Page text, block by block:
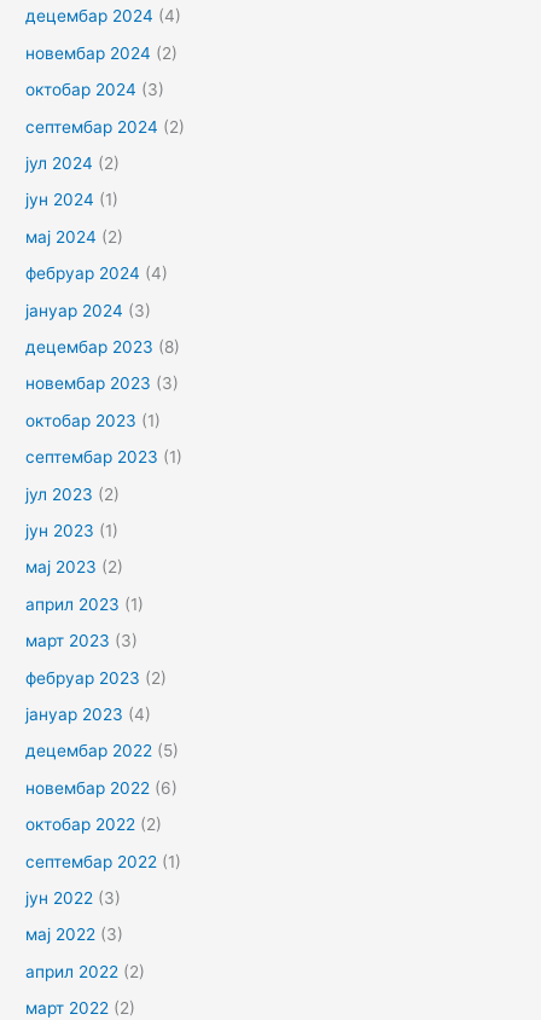
децембар 2024 (4)
новембар 2024 (2)
октобар 2024 (3)
септембар 2024 (2)
јул 2024 (2)
јун 2024 (1)
мај 2024 (2)
фебруар 2024 (4)
јануар 2024 (3)
децембар 2023 (8)
новембар 2023 (3)
октобар 2023 (1)
септембар 2023 (1)
јул 2023 (2)
јун 2023 (1)
мај 2023 (2)
април 2023 (1)
март 2023 (3)
фебруар 2023 (2)
јануар 2023 (4)
децембар 2022 (5)
новембар 2022 (6)
октобар 2022 (2)
септембар 2022 (1)
јун 2022 (3)
мај 2022 (3)
април 2022 (2)
март 2022 (2)